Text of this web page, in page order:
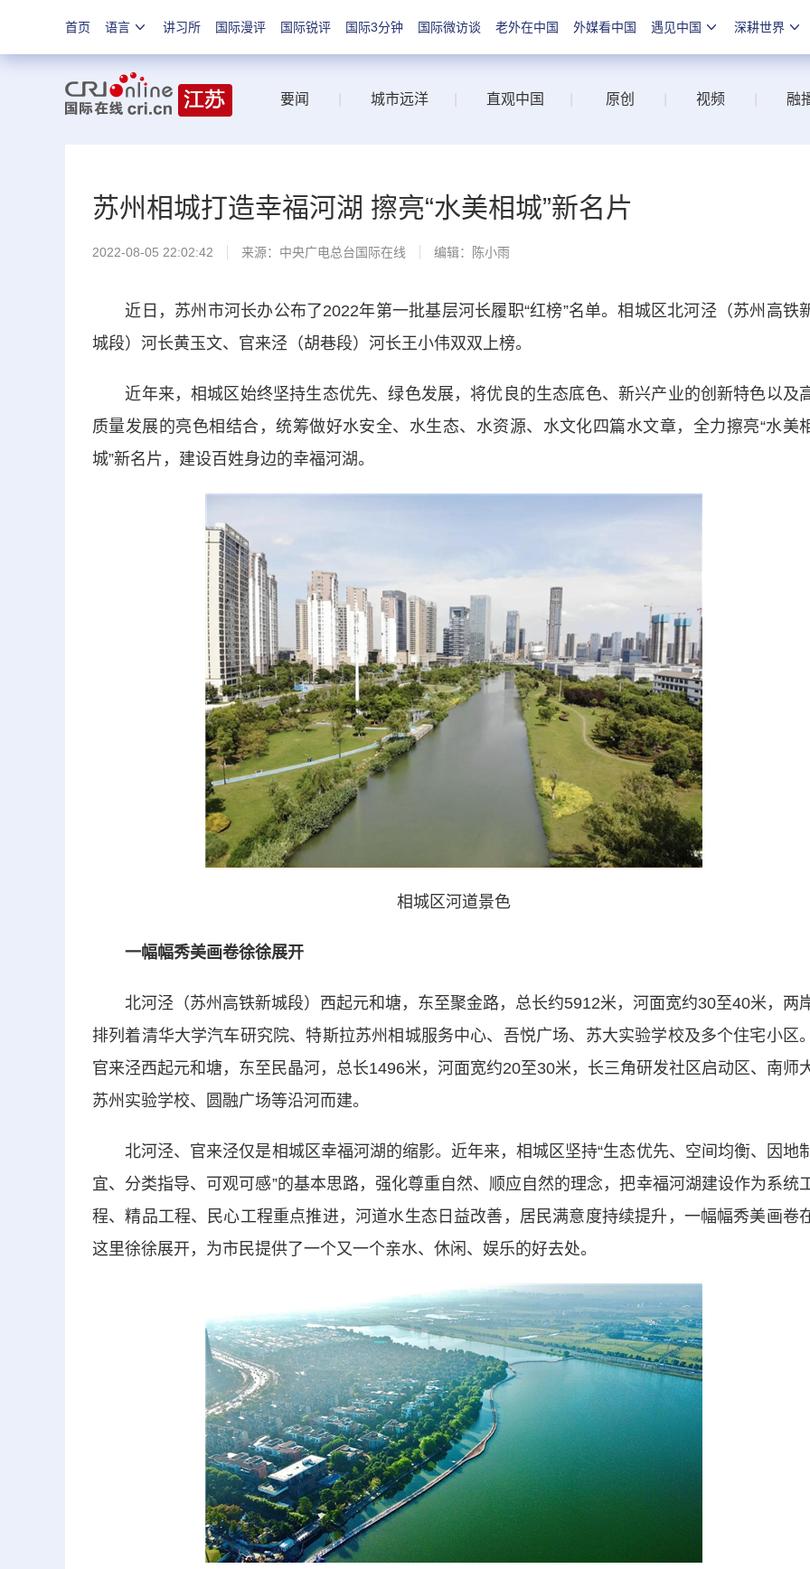
首页 语言 讲习所 国际漫评 国际锐评 国际3分钟 国际微访谈 老外在中国 外媒看中国 遇见中国 深耕世界
要闻 城市远洋 直观中国 原创 视频 融
苏州相城打造幸福河湖 擦亮“水美相城”新名片
2022-08-05 22:02:42 来源：中央广电总台国际在线 编辑：陈小雨
近日，苏州市河长办公布了2022年第一批基层河长履职“红榜”名单。相城区北河泾（苏州高铁
城段）河长黄玉文、官来泾（胡巷段）河长王小伟双双上榜。
近年来，相城区始终坚持生态优先、绿色发展，将优良的生态底色、新兴产业的创新特色以及
质量发展的亮色相结合，统筹做好水安全、水生态、水资源、水文化四篇水文章，全力擦亮“水美
城”新名片，建设百姓身边的幸福河湖。
相城区河道景色
一幅幅秀美画卷徐徐展开
北河泾（苏州高铁新城段）西起元和塘，东至聚金路，总长约5912米，河面宽约30至40米，两
排列着清华大学汽车研究院、特斯拉苏州相城服务中心、吾悦广场、苏大实验学校及多个住宅小区
官来泾西起元和塘，东至民晶河，总长1496米，河面宽约20至30米，长三角研发社区启动区、南师
苏州实验学校、圆融广场等沿河而建。
北河泾、官来泾仅是相城区幸福河湖的缩影。近年来，相城区坚持“生态优先、空间均衡、因地
宜、分类指导、可观可感”的基本思路，强化尊重自然、顺应自然的理念，把幸福河湖建设作为系统
程、精品工程、民心工程重点推进，河道水生态日益改善，居民满意度持续提升，一幅幅秀美画卷
这里徐徐展开，为市民提供了一个又一个亲水、休闲、娱乐的好去处。